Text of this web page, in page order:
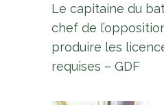
Le capitaine du
chef de
produire les
requises – GDF